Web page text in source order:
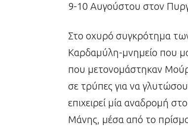
9-10 Αυγούστου στον
Στο οχυρό συγκρότημα
Καρδαμύλη-μνημείο που
που μετονομάστηκαν
σε τρύπες για να
επιχειρεί μία αναδρομή
Μάνης, μέσα από το πρίσμα